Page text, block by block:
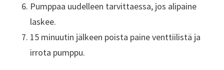
Pumppaa uudelleen tarvittaessa, jos alipaine
laskee.
15 minuutin jälkeen poista paine venttiilistä ja
irrota pumppu.